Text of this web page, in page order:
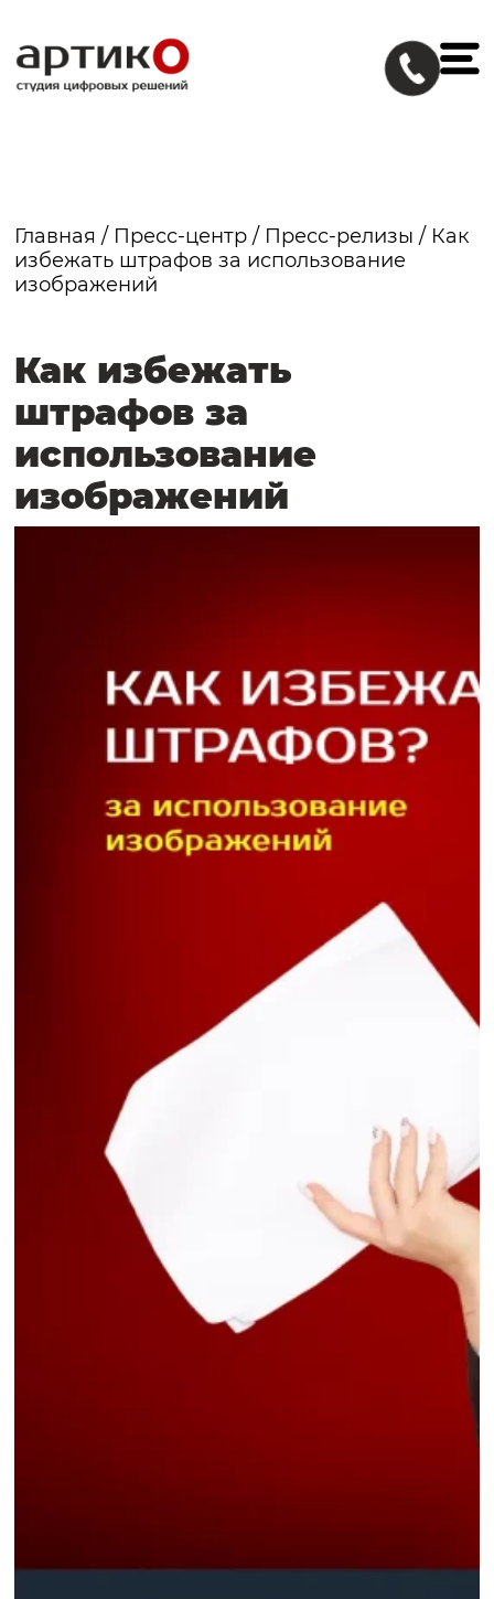
Главная / Пресс-центр / Пресс-релизы / Как
избежать штрафов за использование
изображений
Как избежать
штрафов за
использование
изображений